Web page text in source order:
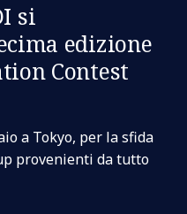
si
edizione
Contest
a Tokyo, per la sfida
provenienti da tutto